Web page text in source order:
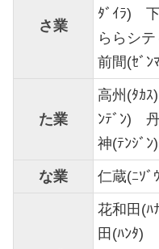
さ業
ﾀﾞｲﾗ)
ららシ
前間(ｾﾞ
た業
高州(ﾀｶ
ﾝﾃﾞﾝ)
神(ﾃﾝｼﾞ
な業 仁蔵(ﾆｿ
花和田(
田(ﾊﾝﾀ)